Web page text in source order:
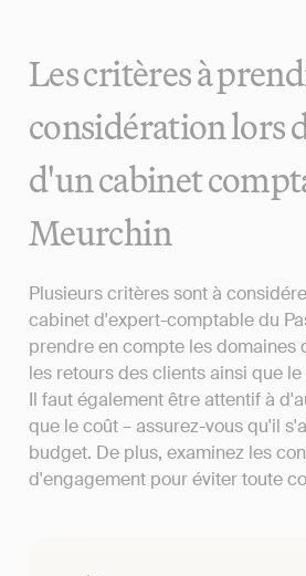
Les critères à
considération lors
d'un cabinet
Meurchin
Plusieurs critères sont à
cabinet d'expert-comptable du
prendre en compte les domaines
les retours des clients ainsi que
Il faut également être attentif à
que le coût – assurez-vous qu'il
budget. De plus, examinez les
d'engagement pour éviter toute